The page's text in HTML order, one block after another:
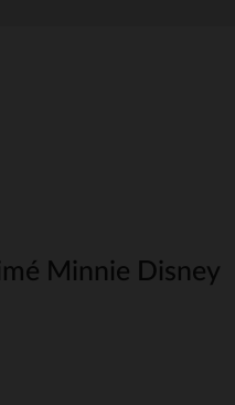
Minnie Disney